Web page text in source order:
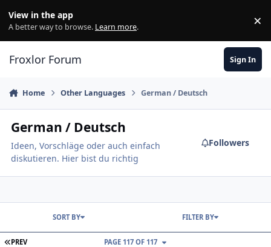
View in the app
A better way to browse. Learn more. ×
Froxlor Forum Sign In
Home Other Languages German / Deutsch
German / Deutsch
Ideen, Vorschläge oder auch einfach
diskutieren. Hier bist du richtig
Followers
FIRST PAGE
PREV PAGE 117 OF 117
SORT BY FILTER BY